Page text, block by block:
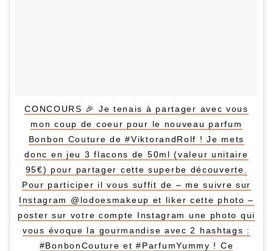
CONCOURS 🎉 Je tenais à partager avec vous
mon coup de coeur pour le nouveau parfum
Bonbon Couture de #ViktorandRolf ! Je mets
donc en jeu 3 flacons de 50ml (valeur unitaire
95€) pour partager cette superbe découverte.
Pour participer il vous suffit de – me suivre sur
Instagram @lodoesmakeup et liker cette photo –
poster sur votre compte Instagram une photo qui
vous évoque la gourmandise avec 2 hashtags :
#BonbonCouture et #ParfumYummy ! Ce